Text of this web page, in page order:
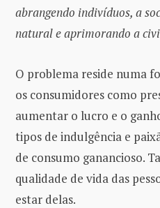
abrangendo indivíduos, a
natural e aprimorando a
O problema reside numa
os consumidores como
aumentar o lucro e o
tipos de indulgência e
de consumo ganancioso.
qualidade de vida das
estar delas.